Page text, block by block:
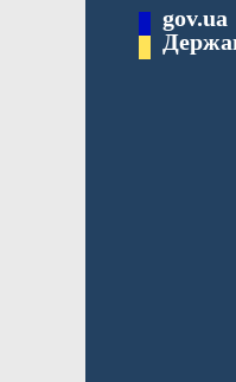
gov.ua